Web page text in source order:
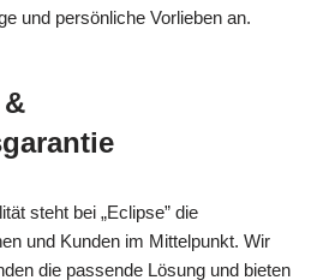
und persönliche Vorlieben an.
steht bei „Eclipse” die
und Kunden im Mittelpunkt. Wir
die passende Lösung und bieten